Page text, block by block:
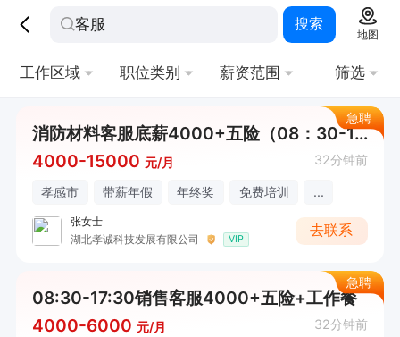
搜索
地图
工作区域 职位类别 薪资范围 筛选
急聘
消防材料客服底薪4000+五险（08：30-17：30）
4000-15000 元/月 32分钟前
孝感市 带薪年假 年终奖 免费培训 ...
张女士
湖北孝诚科技发展有限公司
VIP
去联系
急聘
08:30-17:30销售客服4000+五险+工作餐
4000-6000 元/月 32分钟前